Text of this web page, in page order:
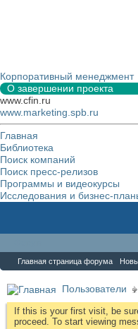
Корпоративный менеджмент
О завершении проекта
www.cfin.ru
www.marketing.spb.ru
Главная
Библиотека
Поиск компаний
Поиск пресс-релизов
Программы и видеокурсы
Исследования и бизнес-
Главная страница форума
Пользователи
If this is your first visit, be
proceed. To start viewing